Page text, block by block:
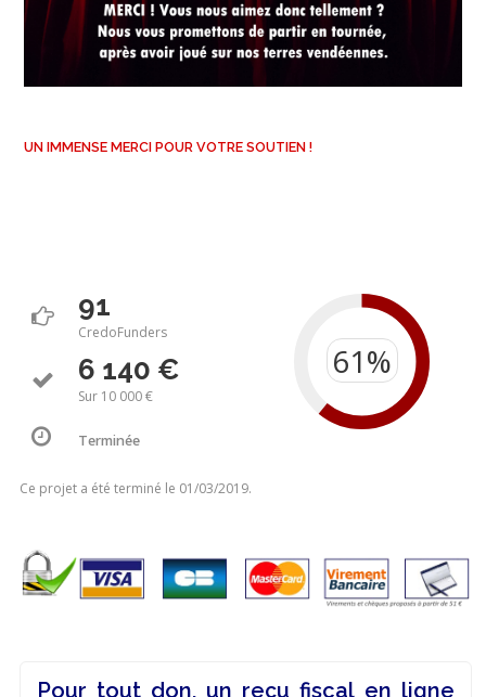
UN IMMENSE MERCI POUR VOTRE SOUTIEN !
91
CredoFunders
6 140 €
Sur 10 000 €
Terminée
Ce projet a été terminé le 01/03/2019.
Pour tout don, un reçu fiscal en ligne